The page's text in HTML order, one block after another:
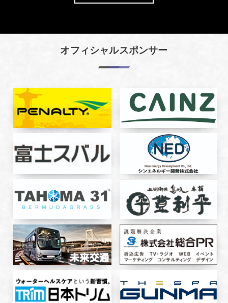
オフィシャルスポンサー